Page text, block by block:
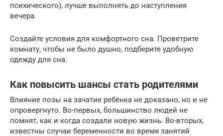
психического), лучше выполнять до наступления
вечера.
Создайте условия для комфортного сна. Проветрите
комнату, чтобы не было душно, подберите удобную
одежду для сна.
Как повысить шансы стать родителями
Влияние позы на зачатие ребёнка не доказано, но и не
опровергнуто. Во-первых, большинство людей не
помнят, как и когда создали новую жизнь. Во-вторых,
известны случаи беременности во время занятий